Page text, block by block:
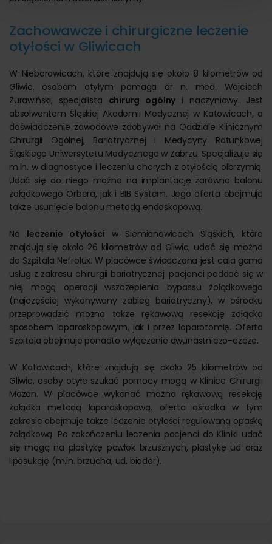
Zachowawcze i chirurgiczne leczenie
otyłości w Gliwicach
W Nieborowicach, które znajdują się około 8 kilometrów od
Gliwic, osobom otyłym pomaga dr n. med. Wojciech
Żurawiński, specjalista chirurg ogólny i naczyniowy. Jest
absolwentem Śląskiej Akademii Medycznej w Katowicach, a
doświadczenie zawodowe zdobywał na Oddziale Klinicznym
Chirurgii Ogólnej, Bariatrycznej i Medycyny Ratunkowej
Śląskiego Uniwersytetu Medycznego w Zabrzu. Specjalizuje się
m.in. w diagnostyce i leczeniu chorych z otyłością olbrzymią.
Udać się do niego można na implantację zarówno balonu
żołądkowego Orbera, jak i BIB System. Jego oferta obejmuje
także usunięcie balonu metodą endoskopową.
Na leczenie otyłości w Siemianowicach Śląskich, które
znajdują się około 26 kilometrów od Gliwic, udać się można
do Szpitala Nefrolux. W placówce świadczona jest cala gama
usług z zakresu chirurgii bariatrycznej: pacjenci poddać się w
niej mogą operacji wszczepienia bypassu żołądkowego
(najczęściej wykonywany zabieg bariatryczny), w ośrodku
przeprowadzić można także rękawową resekcję żołądka
sposobem laparoskopowym, jak i przez laparotomię. Oferta
Szpitala obejmuje ponadto wyłączenie dwunastniczo-czcze.
W Katowicach, które znajdują się około 25 kilometrów od
Gliwic, osoby otyłe szukać pomocy mogą w Klinice Chirurgii
Mazan. W placówce wykonać można rękawową resekcję
żołądka metodą laparoskopową, oferta ośrodka w tym
zakresie obejmuje także leczenie otyłości regulowaną opaską
żołądkową. Po zakończeniu leczenia pacjenci do Kliniki udać
się mogą na plastykę powłok brzusznych, plastykę ud oraz
liposukcję (m.in. brzucha, ud, bioder).